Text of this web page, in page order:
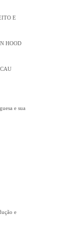
E
HOOD
e sua
e